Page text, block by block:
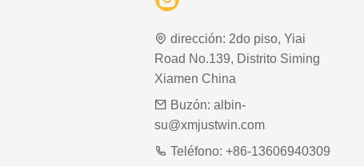
dirección: 2do piso, Yiai
Road No.139, Distrito Siming
Xiamen China
Buzón: albin-
su@xmjustwin.com
Teléfono: +86-13606940309